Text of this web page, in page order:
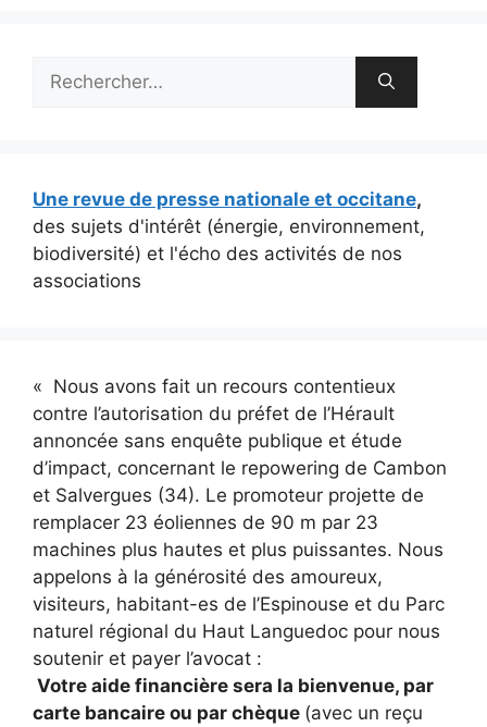
Une revue de presse nationale et occitane,
des sujets d'intérêt (énergie, environnement,
biodiversité) et l'écho des activités de nos
associations
« Nous avons fait un recours contentieux
contre l’autorisation du préfet de l’Hérault
annoncée sans enquête publique et étude
d’impact, concernant le repowering de Cambon
et Salvergues (34). Le promoteur projette de
remplacer 23 éoliennes de 90 m par 23
machines plus hautes et plus puissantes. Nous
appelons à la générosité des amoureux,
visiteurs, habitant-es de l’Espinouse et du Parc
naturel régional du Haut Languedoc pour nous
soutenir et payer l’avocat :
Votre aide financière sera la bienvenue, par
carte bancaire ou par chèque (avec un reçu